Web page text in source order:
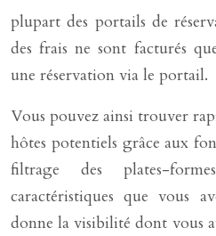
plupart des portails de
des frais ne sont facturés
une réservation via le portail.
Vous pouvez ainsi trouver
hôtes potentiels grâce aux
filtrage des plates-
caractéristiques que vous
donne la visibilité dont vous